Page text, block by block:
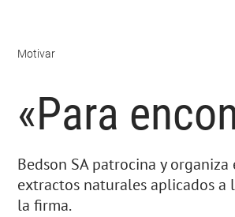
Motivar
«Para
Bedson SA patrocina y
extractos naturales aplicados a
la firma.